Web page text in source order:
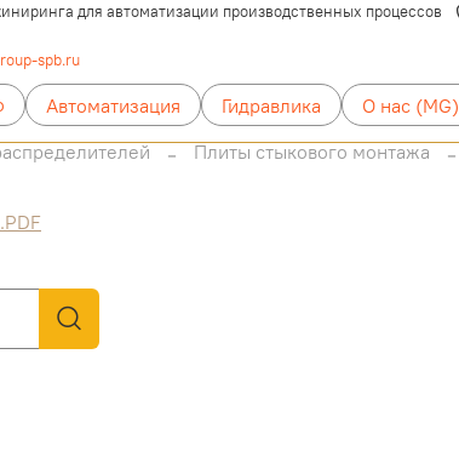
для автоматизации производственных процессов
spb.ru
Автоматизация Гидравлика О нас (MG)
Плиты стыкового монтажа